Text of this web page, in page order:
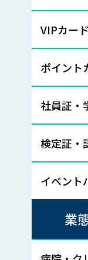
VIPカード
ポイント
社員証・
検定証・
イベント
業